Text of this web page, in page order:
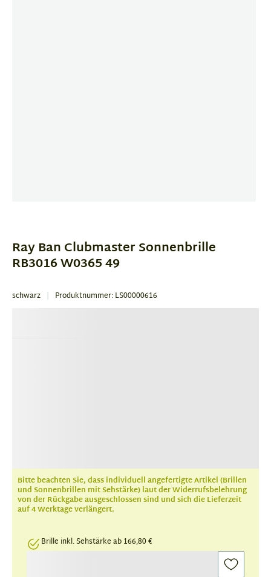
3
Ray Ban Clubmaster Sonnenbrille
RB3016 W0365 49
schwarz Produktnummer: LS00000616
Bitte beachten Sie, dass individuell angefertigte Artikel (Brillen
und Sonnenbrillen mit Sehstärke) laut der Widerrufsbelehrung
von der Rückgabe ausgeschlossen sind und sich die Lieferzeit
auf 4 Werktage verlängert.
Brille inkl. Sehstärke ab 166,80 €